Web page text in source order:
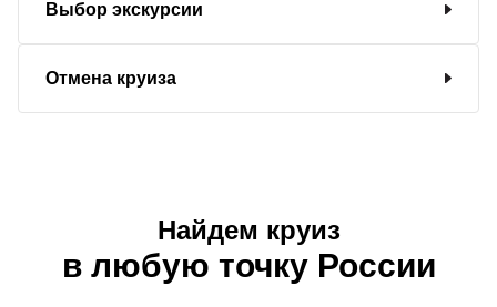
Выбор экскурсии
Отмена круиза
Найдем круиз
в любую точку России